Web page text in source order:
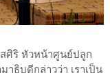
ศิริ หัวหน้าศูนย์ปลูก
ธิบดีกล่าวว่า เราเป็น